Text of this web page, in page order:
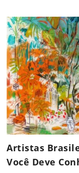
Artistas
Você Deve